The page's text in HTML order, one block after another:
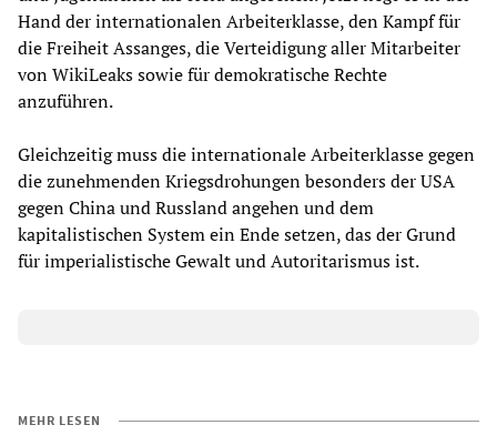
Hand der internationalen Arbeiterklasse, den Kampf für
die Freiheit Assanges, die Verteidigung aller Mitarbeiter
von WikiLeaks sowie für demokratische Rechte
anzuführen.
Gleichzeitig muss die internationale Arbeiterklasse gegen
die zunehmenden Kriegsdrohungen besonders der USA
gegen China und Russland angehen und dem
kapitalistischen System ein Ende setzen, das der Grund
für imperialistische Gewalt und Autoritarismus ist.
MEHR LESEN